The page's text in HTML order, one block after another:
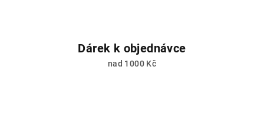
Dárek k objednávce
nad 1000 Kč